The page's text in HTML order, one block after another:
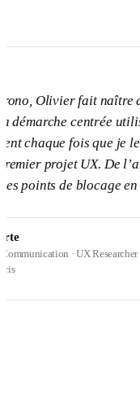
fait naître des coups
centrée utilisateurs.
fois que je le
UX. De l’art de
de blocage en
· UX Researcher · Sciences